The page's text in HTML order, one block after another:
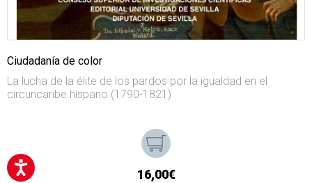
Ciudadanía de color
La lucha de la élite de los pardos por la igualdad en el
circuncaribe hispano (1790-1821)
16,00€